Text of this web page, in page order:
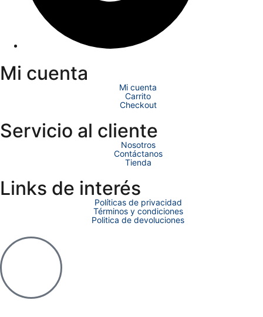
Mi cuenta
Mi cuenta
Carrito
Checkout
Servicio al cliente
Nosotros
Contáctanos
Tienda
Links de interés
Políticas de privacidad
Términos y condiciones
Politica de devoluciones